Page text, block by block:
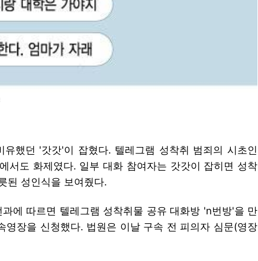
유했던 '갓갓'이 잡혔다. 텔레그램 성착취 범죄의 시초인
서도 화제였다. 일부 대화 참여자는 갓갓이 잡히면 성착
된 성인식을 보여줬다.
에 따르면 텔레그램 성착취물 공유 대화방 'n번방'을 만
영장을 신청했다. 법원은 이날 구속 전 피의자 심문(영장